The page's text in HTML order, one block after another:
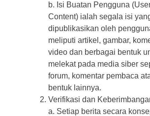
b. Isi Buatan Pengguna
Content) ialah segala isi
dipublikasikan oleh
meliputi artikel, gambar,
video dan berbagai bentuk
melekat pada media siber
forum, komentar pembaca
bentuk lainnya.
Verifikasi dan
a. Setiap berita secara